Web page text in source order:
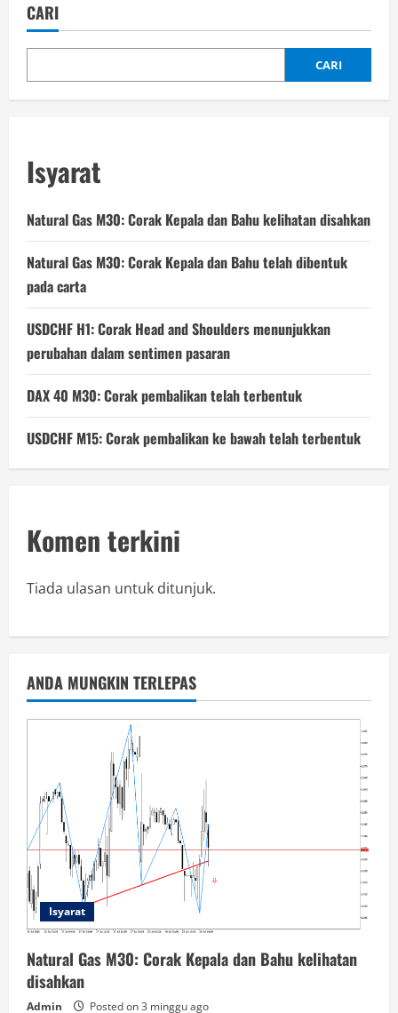
CARI
CARI
Isyarat
Natural Gas M30: Corak Kepala dan Bahu kelihatan disahkan
Natural Gas M30: Corak Kepala dan Bahu telah dibentuk
pada carta
USDCHF H1: Corak Head and Shoulders menunjukkan
perubahan dalam sentimen pasaran
DAX 40 M30: Corak pembalikan telah terbentuk
USDCHF M15: Corak pembalikan ke bawah telah terbentuk
Komen terkini
Tiada ulasan untuk ditunjuk.
ANDA MUNGKIN TERLEPAS
Isyarat
Natural Gas M30: Corak Kepala dan Bahu kelihatan
disahkan
Admin Posted on 3 minggu ago